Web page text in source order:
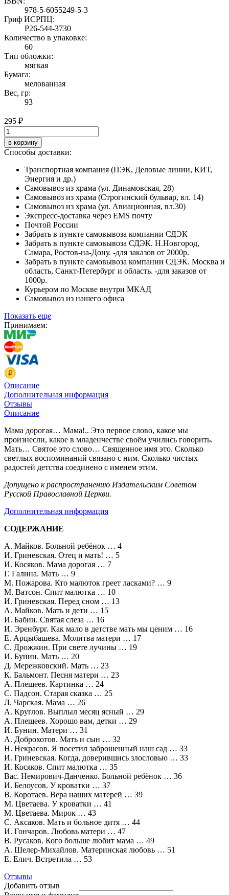
978-5-6055249-5-3
Гриф ИСРПЦ:
Р26-544-3730
Количество в упаковке:
60
Тип обложки:
мягкая
Бумага:
мелованная
Вес, гр:
93
295 ₽
в корзину
Способы доставки:
Транспортная компания (ПЭК, Деловые линии, КИТ,
Энергия и др.)
Самовывоз из храма (ул. Динамовская, 28)
Самовывоз из храма (Строгинский бульвар, вл. 14)
Самовывоз из храма (ул. Авиационная, вл.30)
Экспресс-доставка через EMS почту
Почтой России
Забрать в пункте самовывоза компании СДЭК
Забрать в пункте самовывоза СДЭК. Н.Новгород,
Самара, Ростов-на-Дону. -для заказов от 2000р.
Забрать в пункте самовывоза компании СДЭК. Москва и
область, Санкт-Петербург и область. -для заказов от
1000р.
Курьером по Москве внутри МКАД
Самовывоз из нашего офиса
Показать еще
Принимаем:
Описание
Дополнительная информация
Отзывы
Описание
Мама дорогая… Мама!.. Это первое слово, какое мы
произнесли, какое в младенчестве своём учились говорить.
Мать… Святое это слово… Священное имя это. Сколько
светлых воспоминаний связано с ним. Сколько чистых
радостей детства соединено с именем этим.
Допущено к распространению Издательским Советом
Русской Православной Церкви.
Дополнительная информация
СОДЕРЖАНИЕ
А. Майков. Больной ребёнок … 4
И. Гриневская. Отец и мать! … 5
И. Косяков. Мама дорогая … 7
Г. Галина. Мать … 9
М. Пожарова. Кто малюток греет ласками? … 9
М. Ватсон. Спит малютка … 10
И. Гриневская. Перед сном … 13
А. Майков. Мать и дети … 15
И. Бабин. Святая слеза … 16
И. Эренбург. Как мало в детстве мать мы ценим … 16
Е. Арцыбашева. Молитва матери … 17
С. Дрожжин. При свете лучины … 19
И. Бунин. Мать … 20
Д. Мережковский. Мать … 23
К. Бальмонт. Песня матери … 23
А. Плещеев. Картинка … 24
С. Падсон. Старая сказка … 25
Л. Чарская. Мама … 26
А. Круглов. Выплыл месяц ясный … 29
А. Плещеев. Хорошо вам, детки … 29
И. Бунин. Матери … 31
А. Доброхотов. Мать и сын … 32
Н. Некрасов. Я посетил заброшенный наш сад … 33
И. Гриневская. Когда, доверившись злословью … 33
И. Косяков. Спит малютка … 35
Вас. Немирович-Данченко. Больной ребёнок … 36
И. Белоусов. У кроватки … 37
В. Коротаев. Вера наших матерей … 39
М. Цветаева. У кроватки … 41
М. Цветаева. Мирок … 43
С. Аксаков. Мать и больное дитя … 44
И. Гончаров. Любовь матери … 47
В. Русаков. Кого больше любит мама … 49
А. Шелер-Михайлов. Материнская любовь … 51
Е. Елич. Встретила … 53
Отзывы
Добавить отзыв